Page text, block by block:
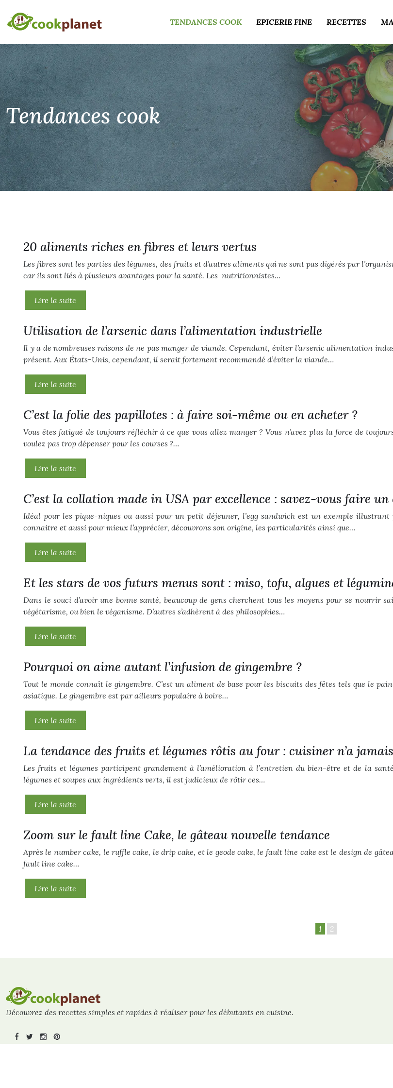
TENDANCES COOK EPICERIE FINE RECETTES
Tendances cook
20 aliments riches en fibres et leurs vertus
Les fibres sont les parties des légumes, des fruits et d’autres aliments qui ne sont pas digérés par
car ils sont liés à plusieurs avantages pour la santé. Les nutritionnistes…
Lire la suite
Utilisation de l’arsenic dans l’alimentation industrielle
Il y a de nombreuses raisons de ne pas manger de viande. Cependant, éviter l’arsenic alimentation
présent. Aux États-Unis, cependant, il serait fortement recommandé d’éviter la viande…
Lire la suite
C’est la folie des papillotes : à faire soi-même ou en acheter ?
Vous êtes fatigué de toujours réfléchir à ce que vous allez manger ? Vous n’avez plus la force de
voulez pas trop dépenser pour les courses ?…
Lire la suite
C’est la collation made in USA par excellence : savez-vous faire un
Idéal pour les pique-niques ou aussi pour un petit déjeuner, l’egg sandwich est un exemple
connaitre et aussi pour mieux l’apprécier, découvrons son origine, les particularités ainsi que…
Lire la suite
Et les stars de vos futurs menus sont : miso, tofu, algues et
Dans le souci d’avoir une bonne santé, beaucoup de gens cherchent tous les moyens pour se nourrir
végétarisme, ou bien le véganisme. D’autres s’adhèrent à des philosophies…
Lire la suite
Pourquoi on aime autant l’infusion de gingembre ?
Tout le monde connaît le gingembre. C’est un aliment de base pour les biscuits des fêtes tels que le
asiatique. Le gingembre est par ailleurs populaire à boire…
Lire la suite
La tendance des fruits et légumes rôtis au four : cuisiner n’a
Les fruits et légumes participent grandement à l’amélioration à l’entretien du bien-être et de la
légumes et soupes aux ingrédients verts, il est judicieux de rôtir ces…
Lire la suite
Zoom sur le fault line Cake, le gâteau nouvelle tendance
Après le number cake, le ruffle cake, le drip cake, et le geode cake, le fault line cake est le design de
fault line cake…
Lire la suite
1 2
Découvrez des recettes simples et rapides à réaliser pour les débutants en cuisine.